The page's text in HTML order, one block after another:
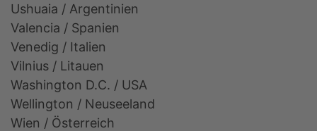
Ushuaia / Argentinien
Valencia / Spanien
Venedig / Italien
Vilnius / Litauen
Washington D.C. / USA
Wellington / Neuseeland
Wien / Österreich